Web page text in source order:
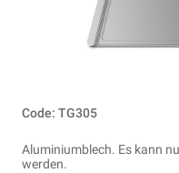
Code: TG305
Aluminiumblech. Es kann
werden.